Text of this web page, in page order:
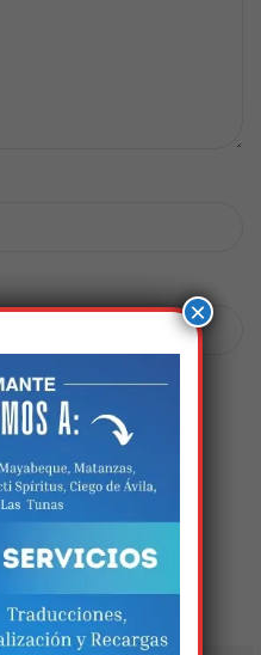
y web en este
comente.
×
estará
novidades